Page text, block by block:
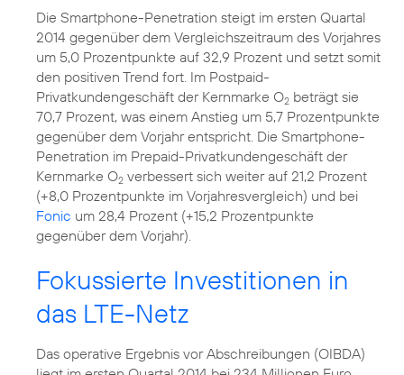
Die Smartphone-Penetration steigt im ersten Quartal
2014 gegenüber dem Vergleichszeitraum des Vorjahres
um 5,0 Prozentpunkte auf 32,9 Prozent und setzt somit
den positiven Trend fort. Im Postpaid-
Privatkundengeschäft der Kernmarke O2 beträgt sie
70,7 Prozent, was einem Anstieg um 5,7 Prozentpunkte
gegenüber dem Vorjahr entspricht. Die Smartphone-
Penetration im Prepaid-Privatkundengeschäft der
Kernmarke O2 verbessert sich weiter auf 21,2 Prozent
(+8,0 Prozentpunkte im Vorjahresvergleich) und bei
Fonic um 28,4 Prozent (+15,2 Prozentpunkte
gegenüber dem Vorjahr).
Fokussierte Investitionen in
das LTE-Netz
Das operative Ergebnis vor Abschreibungen (OIBDA)